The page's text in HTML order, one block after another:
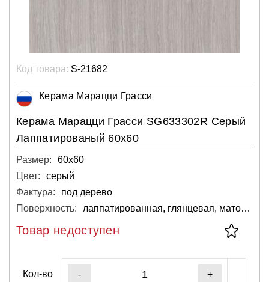
Код товара: S-21682
Керама Марацци Грасси
Керама Марацци Грасси SG633302R Серый
Лаппатированый 60х60
Размер:
60х60
Цвет:
серый
Фактура:
под дерево
Поверхность:
лаппатированная, глянцевая, матовая
Товар недоступен
Кол-во - +